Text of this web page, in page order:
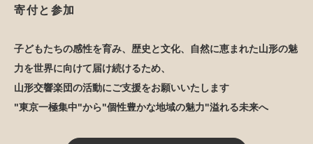
寄付と参加
子どもたちの感性を育み、歴史と文化、自然に恵まれた山形の魅
力を世界に向けて届け続けるため、
山形交響楽団の活動にご支援をお願いいたします
"東京一極集中"から"個性豊かな地域の魅力"溢れる未来へ